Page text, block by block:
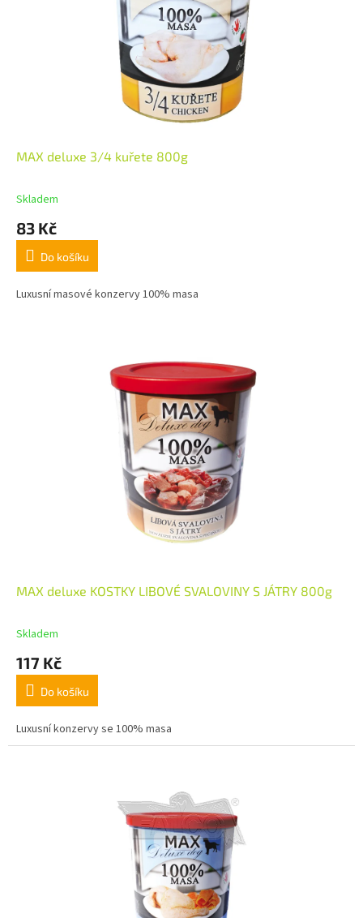
MAX deluxe 3/4 kuřete 800g
Skladem
83 Kč
Do košíku
Luxusní masové konzervy 100% masa
MAX deluxe KOSTKY LIBOVÉ SVALOVINY S JÁTRY 800g
Skladem
117 Kč
Do košíku
Luxusní konzervy se 100% masa